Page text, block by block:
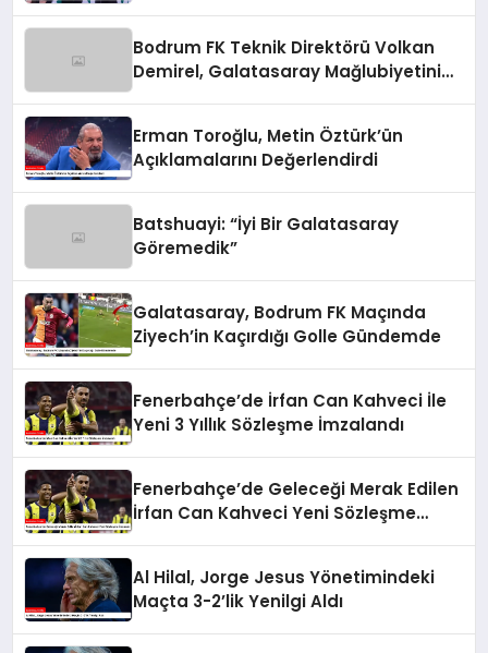
Bodrum FK Teknik Direktörü Volkan
Demirel, Galatasaray Mağlubiyetini
Erman Toroğlu, Metin Öztürk’ün
Açıklamalarını Değerlendirdi
Batshuayi: “İyi Bir Galatasaray
Göremedik”
Galatasaray, Bodrum FK Maçında
Ziyech’in Kaçırdığı Golle Gündemde
Fenerbahçe’de İrfan Can Kahveci İle
Yeni 3 Yıllık Sözleşme İmzalandı
Fenerbahçe’de Geleceği Merak Edilen
İrfan Can Kahveci Yeni Sözleşme
Al Hilal, Jorge Jesus Yönetimindeki
Maçta 3-2’lik Yenilgi Aldı